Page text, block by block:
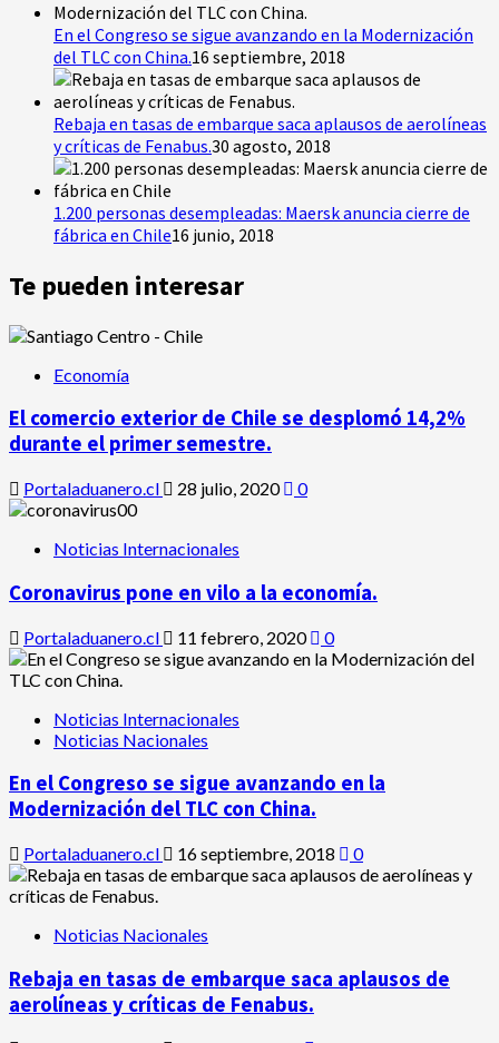
En el Congreso se sigue avanzando en la Modernización
del TLC con China.16 septiembre, 2018
Rebaja en tasas de embarque saca aplausos de aerolíneas
y críticas de Fenabus.30 agosto, 2018
1.200 personas desempleadas: Maersk anuncia cierre de
fábrica en Chile16 junio, 2018
Te pueden interesar
Economía
El comercio exterior de Chile se desplomó 14,2%
durante el primer semestre.
Portaladuanero.cl 28 julio, 2020 0
Noticias Internacionales
Coronavirus pone en vilo a la economía.
Portaladuanero.cl 11 febrero, 2020 0
Noticias Internacionales
Noticias Nacionales
En el Congreso se sigue avanzando en la
Modernización del TLC con China.
Portaladuanero.cl 16 septiembre, 2018 0
Noticias Nacionales
Rebaja en tasas de embarque saca aplausos de
aerolíneas y críticas de Fenabus.